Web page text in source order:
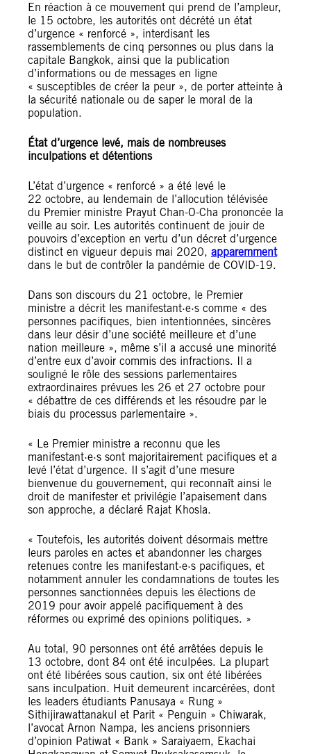
En réaction à ce mouvement qui prend de l’ampleur,
le 15 octobre, les autorités ont décrété un état
d’urgence « renforcé », interdisant les
rassemblements de cinq personnes ou plus dans la
capitale Bangkok, ainsi que la publication
d’informations ou de messages en ligne
« susceptibles de créer la peur », de porter atteinte à
la sécurité nationale ou de saper le moral de la
population.
État d’urgence levé, mais de nombreuses
inculpations et détentions
L’état d’urgence « renforcé » a été levé le
22 octobre, au lendemain de l’allocution télévisée
du Premier ministre Prayut Chan-O-Cha prononcée la
veille au soir. Les autorités continuent de jouir de
pouvoirs d’exception en vertu d’un décret d’urgence
distinct en vigueur depuis mai 2020, apparemment
dans le but de contrôler la pandémie de COVID-19.
Dans son discours du 21 octobre, le Premier
ministre a décrit les manifestant·e·s comme « des
personnes pacifiques, bien intentionnées, sincères
dans leur désir d’une société meilleure et d’une
nation meilleure », même s’il a accusé une minorité
d’entre eux d’avoir commis des infractions. Il a
souligné le rôle des sessions parlementaires
extraordinaires prévues les 26 et 27 octobre pour
« débattre de ces différends et les résoudre par le
biais du processus parlementaire ».
« Le Premier ministre a reconnu que les
manifestant·e·s sont majoritairement pacifiques et a
levé l’état d’urgence. Il s’agit d’une mesure
bienvenue du gouvernement, qui reconnaît ainsi le
droit de manifester et privilégie l’apaisement dans
son approche, a déclaré Rajat Khosla.
« Toutefois, les autorités doivent désormais mettre
leurs paroles en actes et abandonner les charges
retenues contre les manifestant·e·s pacifiques, et
notamment annuler les condamnations de toutes les
personnes sanctionnées depuis les élections de
2019 pour avoir appelé pacifiquement à des
réformes ou exprimé des opinions politiques. »
Au total, 90 personnes ont été arrêtées depuis le
13 octobre, dont 84 ont été inculpées. La plupart
ont été libérées sous caution, six ont été libérées
sans inculpation. Huit demeurent incarcérées, dont
les leaders étudiants Panusaya « Rung »
Sithijirawattanakul et Parit « Penguin » Chiwarak,
l’avocat Arnon Nampa, les anciens prisonniers
d’opinion Patiwat « Bank » Saraiyaem, Ekachai